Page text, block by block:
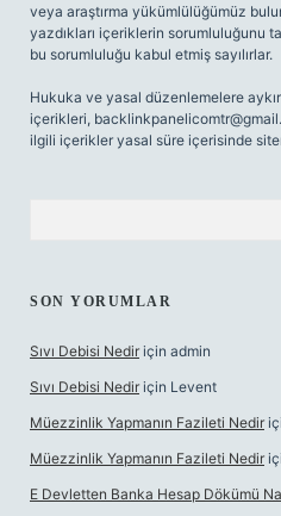
veya araştırma yükümlülüğümüz
yazdıkları içeriklerin sorumluluğunu
bu sorumluluğu kabul etmiş sayılırlar.
Hukuka ve yasal düzenlemelere
içerikleri,
ilgili içerikler yasal süre içerisinde
SON YORUMLAR
Sıvı Debisi Nedir için admin
Sıvı Debisi Nedir için Levent
Müezzinlik Yapmanın Fazileti Nedir
Müezzinlik Yapmanın Fazileti Nedir
E Devletten Banka Hesap Dökümü